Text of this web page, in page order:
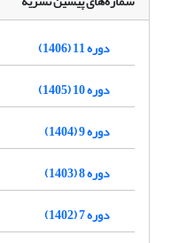
دوره 11 (1406)
دوره 10 (1405)
دوره 9 (1404)
دوره 8 (1403)
دوره 7 (1402)